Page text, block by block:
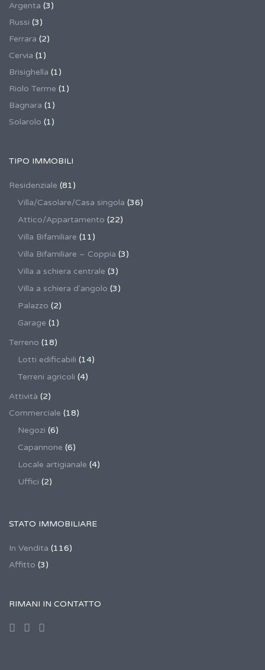
Argenta (3)
Russi (3)
Ferrara (2)
Cervia (1)
Brisighella (1)
Riolo Terme (1)
Bagnara (1)
Solarolo (1)
TIPO IMMOBILI
Residenziale (81)
Villa/Casolare/Casa singola (36)
Attico/Appartamento (22)
Villa Bifamiliare (11)
Villa Bifamiliare – Coppia (3)
Villa a schiera centrale (3)
Villa a schiera d'angolo (3)
Palazzo (2)
Garage (1)
Terreno (18)
Lotti edificabili (14)
Terreni agricoli (4)
Attività (2)
Commerciale (18)
Negozi (6)
Capannone (6)
Locale artigianale (4)
Uffici (2)
STATO IMMOBILIARE
In Vendita (116)
Affitto (3)
RIMANI IN CONTATTO